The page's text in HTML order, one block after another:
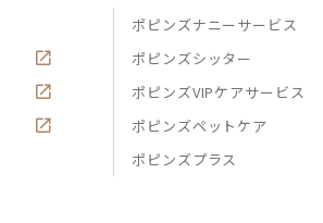
ポピンズナニーサービス
ポピンズシッター
ポピンズVIPケアサービス
ポピンズペットケア
ポピンズプラス